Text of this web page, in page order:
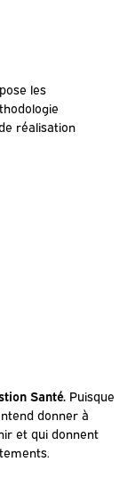
les
réalisation
Santé. Puisque
donner à
et qui donnent